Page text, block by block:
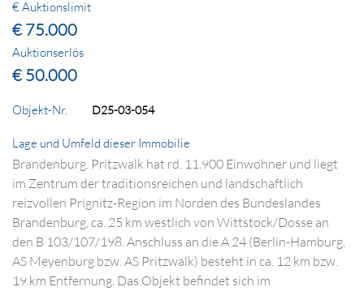
€ Auktionslimit
€ 75.000
Auktionserlös
€ 50.000
Objekt-Nr. D25-03-054
Lage und Umfeld dieser Immobilie
Brandenburg. Pritzwalk hat rd. 11.900 Einwohner und liegt
im Zentrum der traditionsreichen und landschaftlich
reizvollen Prignitz-Region im Norden des Bundeslandes
Brandenburg, ca. 25 km westlich von Wittstock/Dosse an
den B 103/107/198. Anschluss an die A 24 (Berlin-Hamburg,
AS Meyenburg bzw. AS Pritzwalk) besteht in ca. 12 km bzw.
19 km Entfernung. Das Objekt befindet sich im